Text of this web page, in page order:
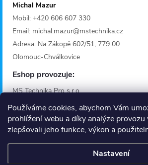
Používáme cookies, abychom Vám
prohlížení webu a díky analýze provozu
zlepšovali jeho funkce, výkon a
Nastavení
Michal Mazur
Mobil: +420 606 607 330
Email: michal.mazur@mstechnika.cz
Adresa: Na Zákopě 602/51, 779 00
Olomouc-Chválkovice
Eshop provozuje:
MS Technika Pro s.r.o.
IČO: 28642368
Adresa: Fügnerova 1125/36A
779 00 Olomouc
Provozní doba